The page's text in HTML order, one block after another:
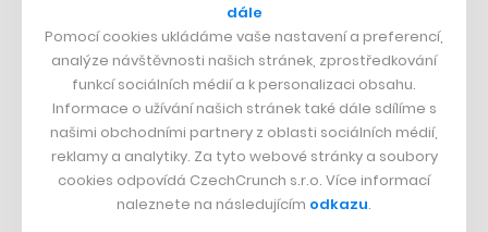
Francouzský šéfkuchař na Šumavě
Dva golfisti, co pečou
DESIGN
Bomma není tichá
Originální hodinky
Nábytek z betonu
dále
Pomocí cookies ukládáme vaše nastavení a preferencí,
analýze návštěvnosti našich stránek, zprostředkování
funkcí sociálních médií a k personalizaci obsahu.
Informace o užívání našich stránek také dále sdílíme s
našimi obchodními partnery z oblasti sociálních médií,
reklamy a analytiky. Za tyto webové stránky a soubory
cookies odpovídá CzechCrunch s.r.o. Více informací
naleznete na následujícím odkazu.